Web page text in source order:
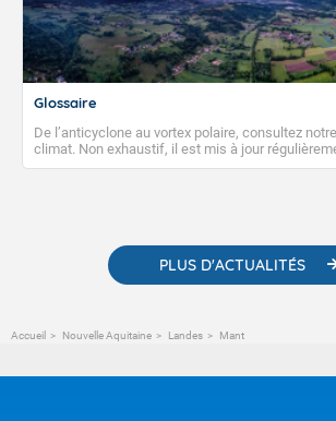
Glossaire
De l’anticyclone au vortex polaire, consultez
climat. Non exhaustif, il est mis à jour
publications. Vous y trouverez également des
PLUS D'ACTUALITÉS
Accueil Nouvelle Aquitaine Landes Mant